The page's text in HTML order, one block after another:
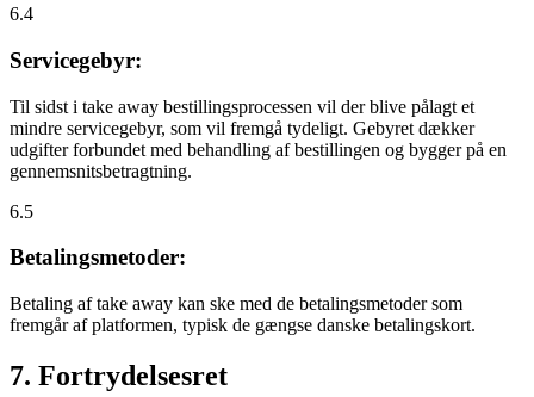
6.4
Servicegebyr:
Til sidst i take away bestillingsprocessen vil der blive pålagt et
mindre servicegebyr, som vil fremgå tydeligt. Gebyret dækker
udgifter forbundet med behandling af bestillingen og bygger på en
gennemsnitsbetragtning.
6.5
Betalingsmetoder:
Betaling af take away kan ske med de betalingsmetoder som
fremgår af platformen, typisk de gængse danske betalingskort.
7. Fortrydelsesret